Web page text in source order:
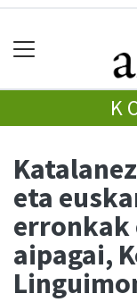
eta
erronkak
aipagai,